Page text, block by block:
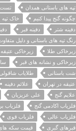
تپه های باستانی همدان
تست
چگونه گنج پیدا کنیم
خاک تپه
دفینه شتر
دفینه قبر
رنگ تپه های باستانی و دلیل
زیرخاکی طلا
زیرخاکی عتیقه
زیرخاکی و نشانه های قبر
شت باستانی
طلایاب شاقولی
عتیقه در تهران
علائم دفینه
علایم گنج
علی عزیزیان
فلزیاب اکادمی گنج
فلزیاب
فلزیاب عالی
فلزیاب قوی
قبرهای گبری
قیمت سکه